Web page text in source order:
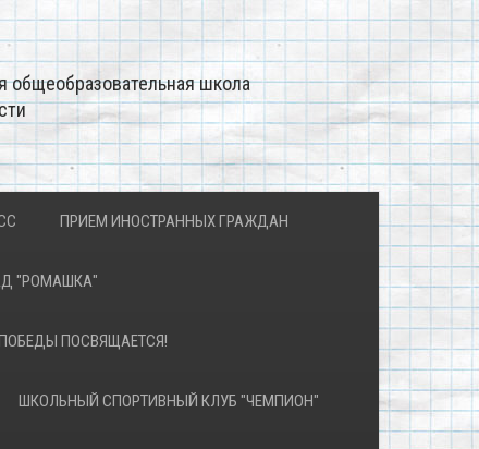
общеобразовательная школа
ПРИЕМ ИНОСТРАННЫХ ГРАЖДАН
"РОМАШКА"
ПОСВЯЩАЕТСЯ!
ШКОЛЬНЫЙ СПОРТИВНЫЙ КЛУБ "ЧЕМПИОН"